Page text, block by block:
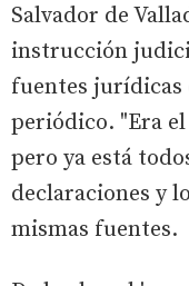
Salvador de
instrucción
fuentes jurídicas
periódico. "Era
pero ya está
declaraciones y
mismas fuentes.